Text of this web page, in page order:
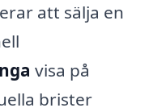
att sälja en
visa på
brister